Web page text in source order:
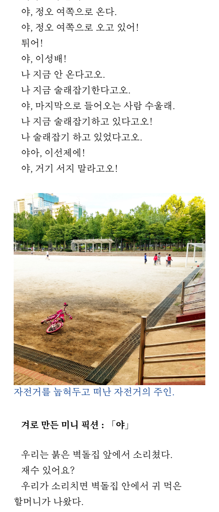
야, 정오 여쪽으로 온다.
야, 정오 여쪽으로 오고 있어!
튀어!
야, 이성배!
나 지금 안 온다고오.
나 지금 술래잡기한다고오.
야, 마지막으로 들어오는 사람 수울래.
나 지금 술래잡기하고 있다고오!
나 술래잡기 하고 있었다고오.
야아, 이선제에!
야, 거기 서지 말라고오!
자전거를 눕혀두고 떠난 자전거의 주인.
겨로 만든 미니 픽션 : 「야」
우리는 붉은 벽돌집 앞에서 소리쳤다.
재수 있어요?
우리가 소리치면 벽돌집 안에서 귀 먹은
할머니가 나왔다.